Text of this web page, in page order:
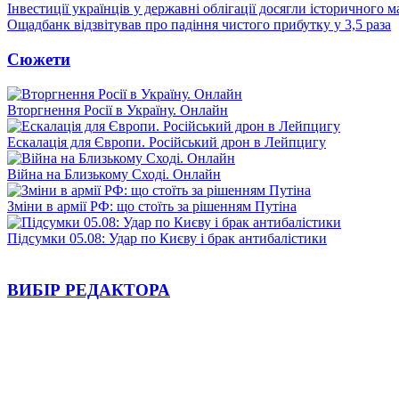
Інвестиції українців у державні облігації досягли історичного
Ощадбанк відзвітував про падіння чистого прибутку у 3,5 раза
Сюжети
Вторгнення Росії в Україну. Онлайн
Ескалація для Європи. Російський дрон в Лейпцигу
Війна на Близькому Сході. Онлайн
Зміни в армії РФ: що стоїть за рішенням Путіна
Підсумки 05.08: Удар по Києву і брак антибалістики
ВИБІР РЕДАКТОРА